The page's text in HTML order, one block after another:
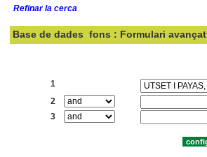
Refinar la cerca
Base de dades fons : Formulari avançat
1
2
3